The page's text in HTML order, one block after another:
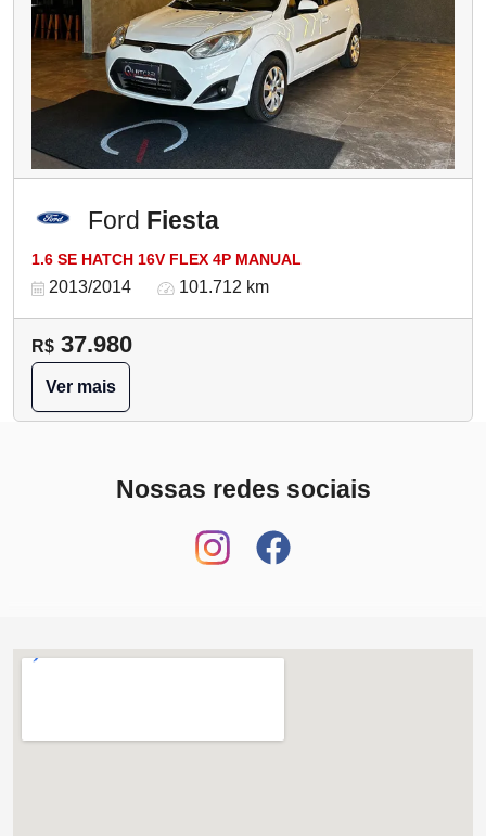
Ford Fiesta
1.6 SE HATCH 16V FLEX 4P MANUAL
2013/2014 101.712 km
R$ 37.980
Ver mais
Nossas redes sociais